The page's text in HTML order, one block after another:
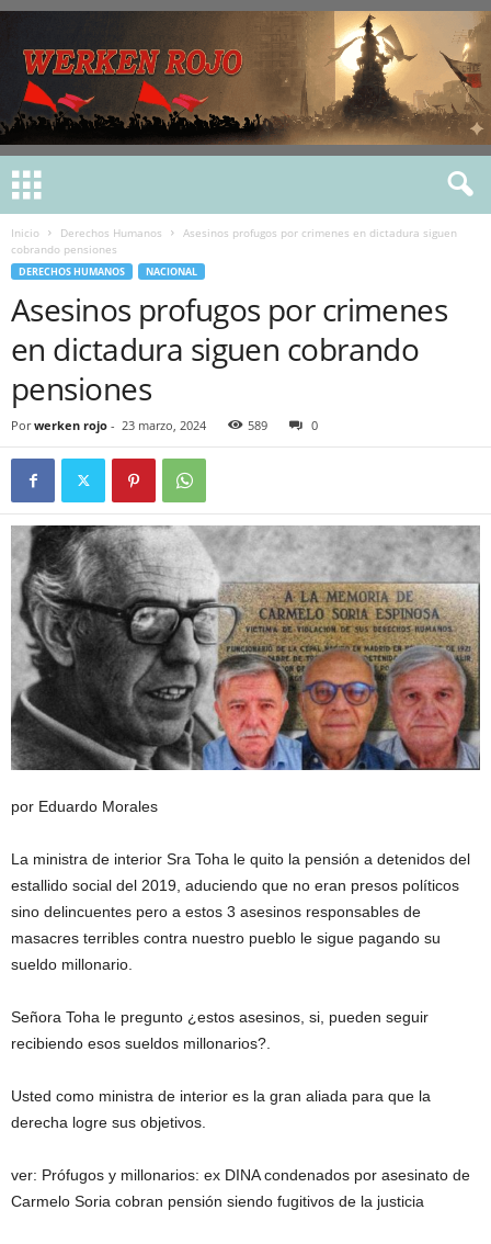
Inicio Derechos Humanos
Asesinos profugos por crimenes en dictadura siguen
cobrando pensiones
DERECHOS HUMANOS NACIONAL
Asesinos profugos por crimenes
en dictadura siguen cobrando
pensiones
Por werken rojo - 23 marzo, 2024 589 0
por Eduardo Morales
La ministra de interior Sra Toha le quito la pensión a detenidos del
estallido social del 2019, aduciendo que no eran presos políticos
sino delincuentes pero a estos 3 asesinos responsables de
masacres terribles contra nuestro pueblo le sigue pagando su
sueldo millonario.
Señora Toha le pregunto ¿estos asesinos, si, pueden seguir
recibiendo esos sueldos millonarios?.
Usted como ministra de interior es la gran aliada para que la
derecha logre sus objetivos.
ver: Prófugos y millonarios: ex DINA condenados por asesinato de
Carmelo Soria cobran pensión siendo fugitivos de la justicia